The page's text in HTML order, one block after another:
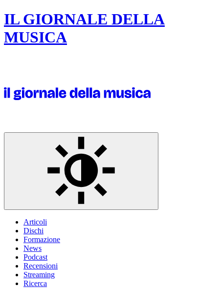
IL GIORNALE DELLA
MUSICA
Articoli
Dischi
Formazione
News
Podcast
Recensioni
Streaming
Ricerca